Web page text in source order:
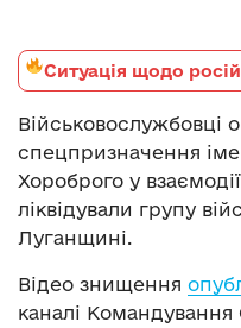
Ситуація щодо
Військовослужбовці
спецпризначення
Хороброго у
ліквідували групу
Луганщині.
Відео знищення
каналі